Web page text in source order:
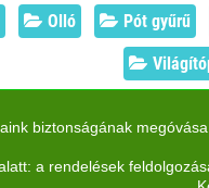
Olló Pót gyűrű
biztonságának
a rendelések